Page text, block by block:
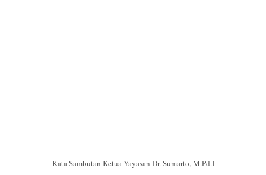
Kata Sambutan Ketua Yayasan Dr. Sumarto, M.Pd.I